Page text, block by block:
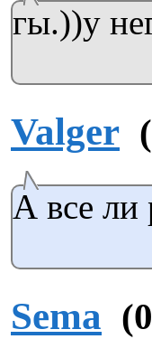
гы.))у
Valger
А все ли
Sema